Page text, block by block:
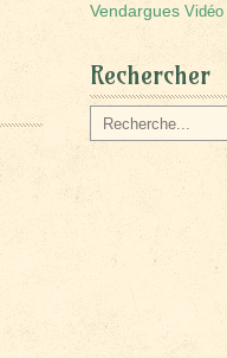
Vendargues Vidéo
Rechercher